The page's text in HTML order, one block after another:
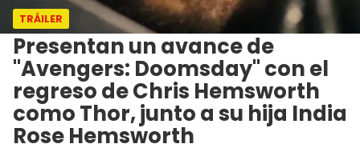
TRÁILER
Presentan un avance de
"Avengers: Doomsday" con el
regreso de Chris Hemsworth
como Thor, junto a su hija India
Rose Hemsworth